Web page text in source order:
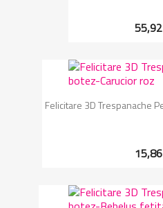
Felicitare 3D Trespanache